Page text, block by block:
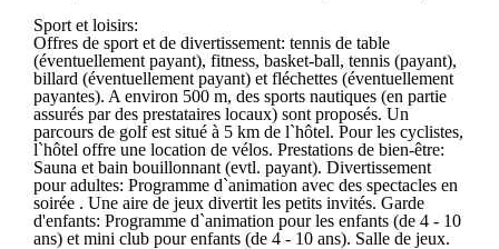
Sport et loisirs:
Offres de sport et de divertissement: tennis de table
(éventuellement payant), fitness, basket-ball, tennis (payant),
billard (éventuellement payant) et fléchettes (éventuellement
payantes). A environ 500 m, des sports nautiques (en partie
assurés par des prestataires locaux) sont proposés. Un
parcours de golf est situé à 5 km de l`hôtel. Pour les cyclistes,
l`hôtel offre une location de vélos. Prestations de bien-être:
Sauna et bain bouillonnant (evtl. payant). Divertissement
pour adultes: Programme d`animation avec des spectacles en
soirée . Une aire de jeux divertit les petits invités. Garde
d'enfants: Programme d`animation pour les enfants (de 4 - 10
ans) et mini club pour enfants (de 4 - 10 ans). Salle de jeux.